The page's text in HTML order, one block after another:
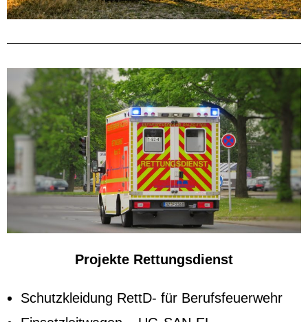
Projekte Rettungsdienst
Schutzkleidung RettD- für Berufsfeuerwehr